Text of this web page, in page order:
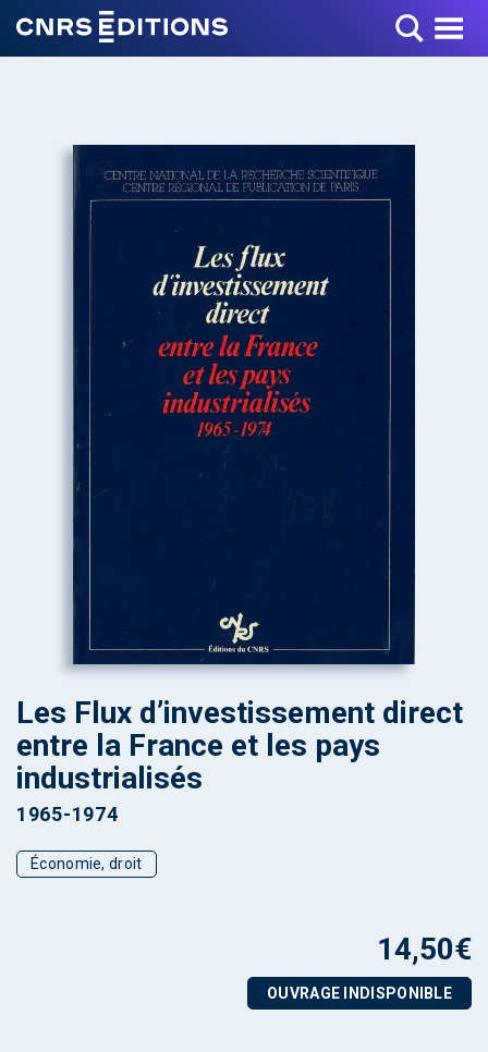
Toggle Menu
+
Les Flux d’investissement direct
entre la France et les pays
industrialisés
1965-1974
Économie, droit
14,50€
OUVRAGE INDISPONIBLE